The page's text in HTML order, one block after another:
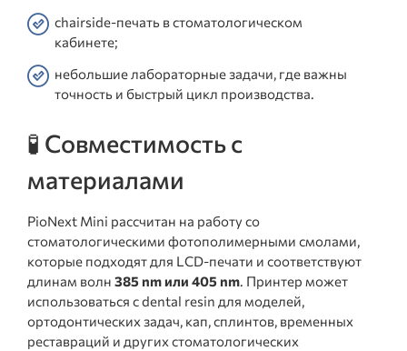
chairside-печать в стоматологическом
кабинете;
небольшие лабораторные задачи, где важны
точность и быстрый цикл производства.
🧪 Совместимость с
материалами
PioNext Mini рассчитан на работу со
стоматологическими фотополимерными смолами,
которые подходят для LCD-печати и соответствуют
длинам волн 385 nm или 405 nm. Принтер может
использоваться с dental resin для моделей,
ортодонтических задач, кап, сплинтов, временных
реставраций и других стоматологических